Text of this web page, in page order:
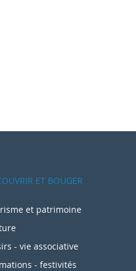
ET BOUGER
et patrimoine
- vie associative
- festivités